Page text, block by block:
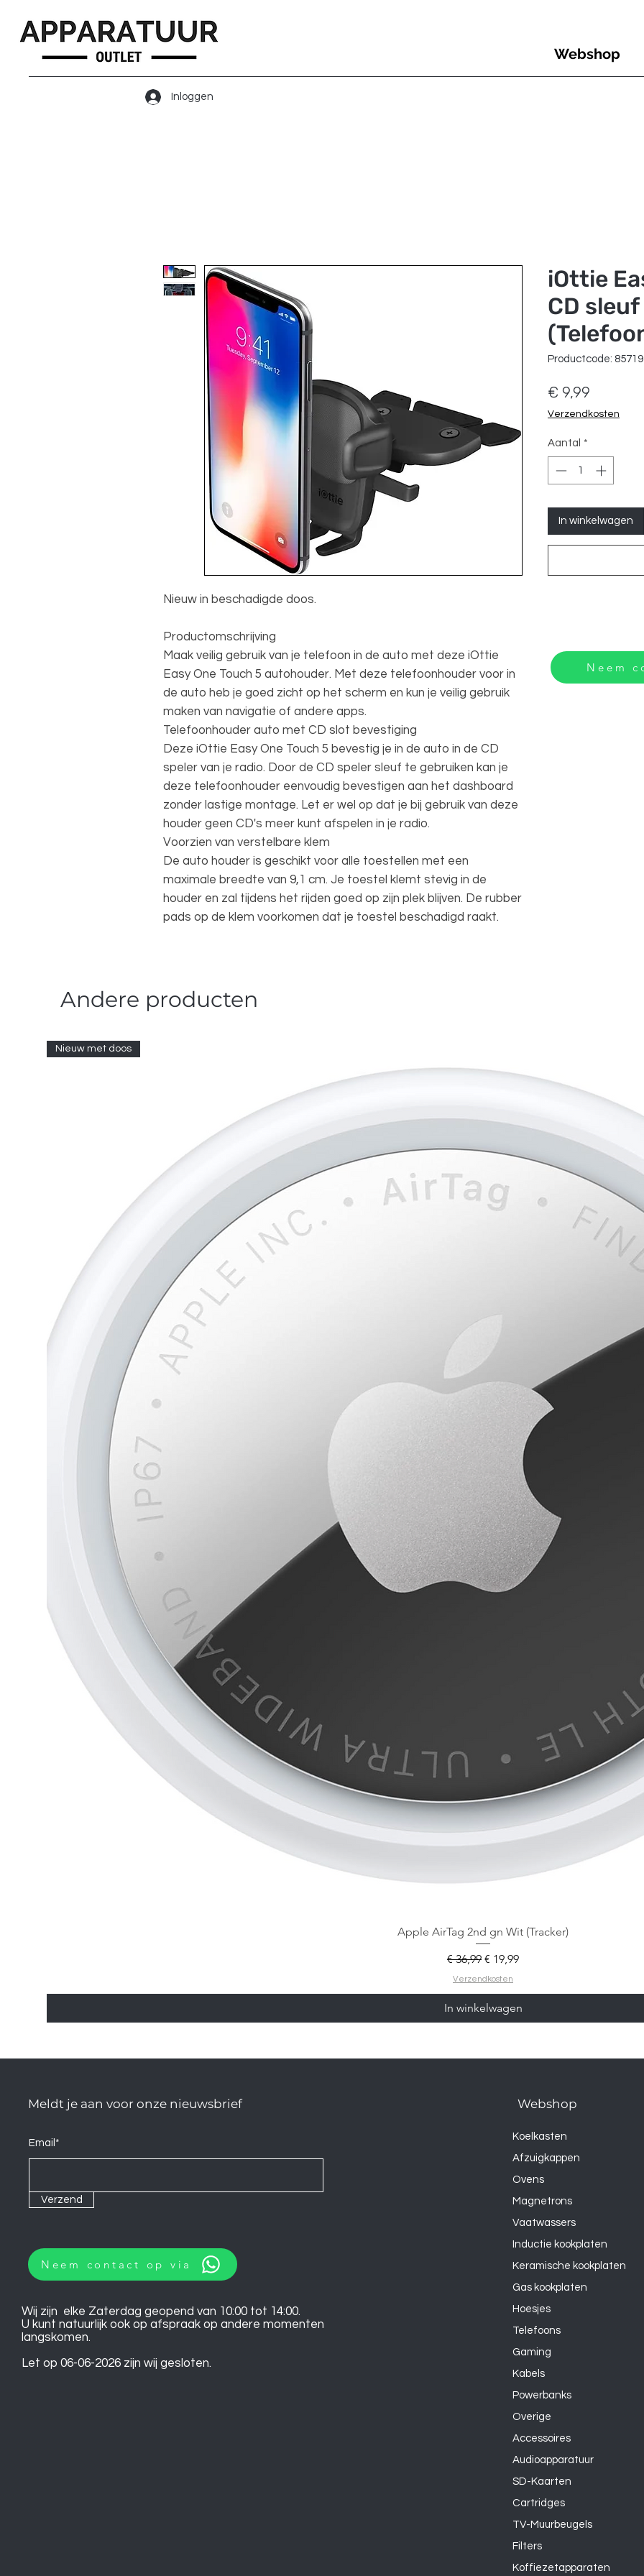
Inloggen
Webshop
Nieuw in beschadigde doos.
Productomschrijving
Maak veilig gebruik van je telefoon in de auto met deze iOttie
Easy One Touch 5 autohouder. Met deze telefoonhouder voor in
de auto heb je goed zicht op het scherm en kun je veilig gebruik
maken van navigatie of andere apps.
Telefoonhouder auto met CD slot bevestiging
Deze iOttie Easy One Touch 5 bevestig je in de auto in de CD
speler van je radio. Door de CD speler sleuf te gebruiken kan je
deze telefoonhouder eenvoudig bevestigen aan het dashboard
zonder lastige montage. Let er wel op dat je bij gebruik van deze
houder geen CD's meer kunt afspelen in je radio.
Voorzien van verstelbare klem
De auto houder is geschikt voor alle toestellen met een
maximale breedte van 9,1 cm. Je toestel klemt stevig in de
houder en zal tijdens het rijden goed op zijn plek blijven. De rubber
pads op de klem voorkomen dat je toestel beschadigd raakt.
iOttie
CD sleuf
Productcode:
€ 9,99
Verzendkosten
Aantal *
In winkelwagen
Neem
Andere producten
Nieuw met doos
Apple AirTag 2nd gn Wit (Tracker)
Normale prijs
€ 36,99 Verkoopprijs
€ 19,99
Verzendkosten
In winkelwagen
Meldt je aan voor onze nieuwsbrief
Email*
Verzend
Neem contact op via
Wij zijn elke Zaterdag geopend van 10:00 tot 14:00.
U kunt natuurlijk ook op afspraak op andere momenten
langskomen.
Let op 06-06-2026 zijn wij gesloten.
Webshop
Koelkasten
Afzuigkappen
Ovens
Magnetrons
Vaatwassers
Inductie kookplaten
Keramische kookplaten
Gas kookplaten
Hoesjes
Telefoons
Gaming
Kabels
Powerbanks
Overige
Accessoires
Audioapparatuur
SD-Kaarten
Cartridges
TV-Muurbeugels
Filters
Koffiezetapparaten